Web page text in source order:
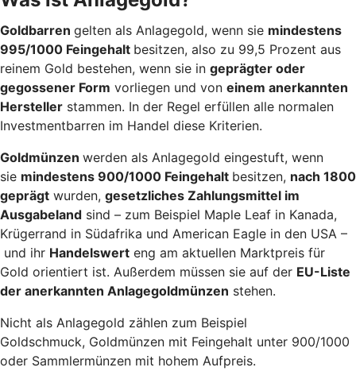
Goldbarren gelten als Anlagegold, wenn sie mindestens
995/1000 Feingehalt besitzen, also zu 99,5 Prozent aus
reinem Gold bestehen, wenn sie in geprägter oder
gegossener Form vorliegen und von einem anerkannten
Hersteller stammen. In der Regel erfüllen alle normalen
Investmentbarren im Handel diese Kriterien.
Goldmünzen werden als Anlagegold eingestuft, wenn
sie mindestens 900/1000 Feingehalt besitzen, nach 1800
geprägt wurden, gesetzliches Zahlungsmittel im
Ausgabeland sind – zum Beispiel Maple Leaf in Kanada,
Krügerrand in Südafrika und American Eagle in den USA –
und ihr Handelswert eng am aktuellen Marktpreis für
Gold orientiert ist. Außerdem müssen sie auf der EU-Liste
der anerkannten Anlagegoldmünzen stehen.
Nicht als Anlagegold zählen zum Beispiel
Goldschmuck, Goldmünzen mit Feingehalt unter 900/1000
oder Sammlermünzen mit hohem Aufpreis.